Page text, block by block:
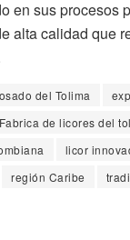
en sus procesos
alta calidad que
del Tolima
Fabrica de licores del
licor
región Caribe